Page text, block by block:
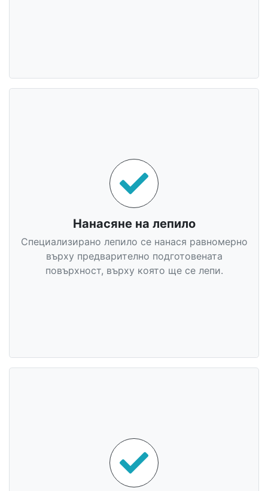
Нанасяне на лепило
Специализирано лепило се нанася равномерно
върху предварително подготовената
повърхност, върху която ще се лепи.